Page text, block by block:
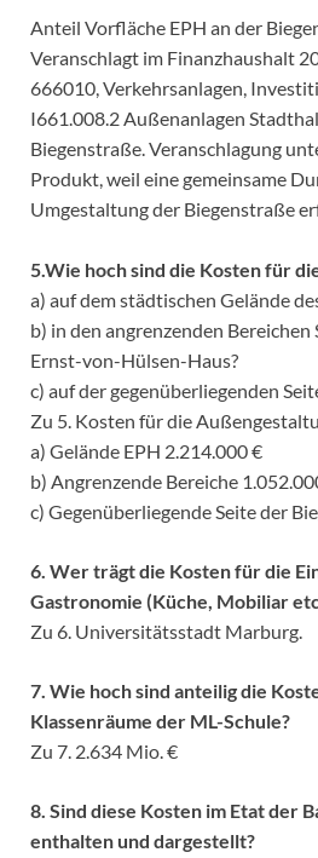
Anteil Vorfläche EPH an der
Veranschlagt im Finanzhaushalt
666010, Verkehrsanlagen,
I661.008.2 Außenanlagen
Biegenstraße. Veranschlagung
Produkt, weil eine gemeinsame
Umgestaltung der Biegenstraße
5.Wie hoch sind die Kosten für
a) auf dem städtischen Gelände
b) in den angrenzenden
Ernst-von-Hülsen-Haus?
c) auf der gegenüberliegenden
Zu 5. Kosten für die
a) Gelände EPH 2.214.000 €
b) Angrenzende Bereiche
c) Gegenüberliegende Seite der
6. Wer trägt die Kosten für die
Gastronomie (Küche, Mobiliar
Zu 6. Universitätsstadt Marburg.
7. Wie hoch sind anteilig die
Klassenräume der ML-Schule?
Zu 7. 2.634 Mio. €
8. Sind diese Kosten im Etat der
enthalten und dargestellt?